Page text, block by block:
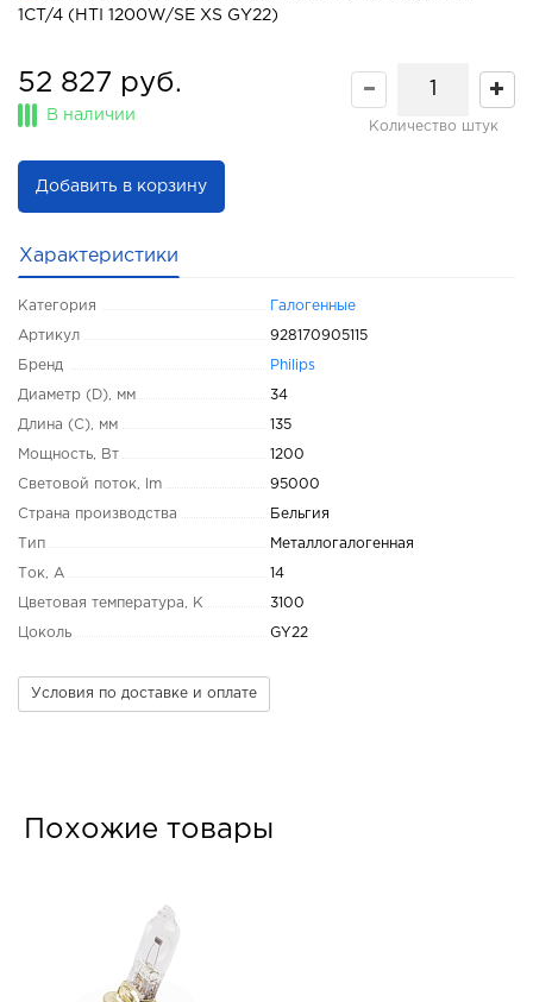
52 827 руб.
В наличии
Количество штук
Добавить в корзину
Характеристики
Категория Галогенные
Артикул 928170905115
Бренд Philips
Диаметр (D), мм 34
Длина (C), мм 135
Мощность, Вт 1200
Световой поток, lm 95000
Страна производства Бельгия
Тип Металлогалогенная
Ток, А 14
Цветовая температура, K 3100
Цоколь GY22
Условия по доставке и оплате
Похожие товары